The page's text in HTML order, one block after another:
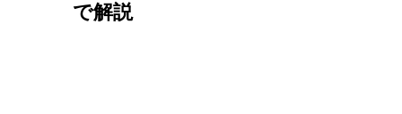
で解説